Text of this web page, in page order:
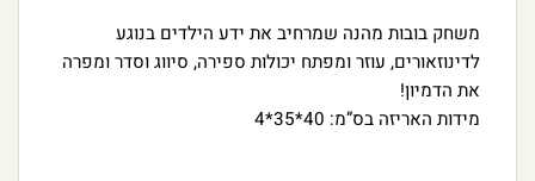
משחק בובות מהנה שמרחיב את ידע הילדים בנוגע
לדינוזאורים, עוזר ומפתח יכולות ספירה, סיווג וסדר ומפרה
את הדמיון!
מידות האריזה בס”מ: 40*35*4